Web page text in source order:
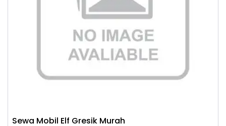
Sewa Mobil Elf Gresik Murah